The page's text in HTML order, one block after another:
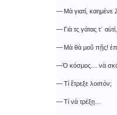
― Μὰ γιατί, καημένε
― Γιὰ τς γάτας τ᾿
― Μὰ θὰ μοῦ πῇς!
―Ὁ κόσμος… νὰ
― Τί ἔτρεξε λοιπόν;
― Τί νὰ τρέξῃ…